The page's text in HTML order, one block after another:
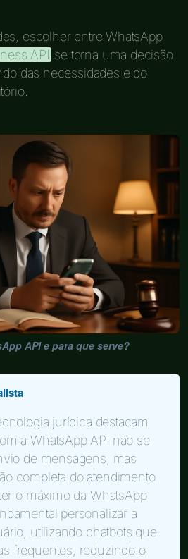
escolher entre WhatsApp
API se torna uma decisão
das necessidades e do
API e para que serve?
jurídica destacam
a WhatsApp API não se
de mensagens, mas
completa do atendimento
o máximo da WhatsApp
personalizar a
utilizando chatbots que
frequentes, reduzindo o